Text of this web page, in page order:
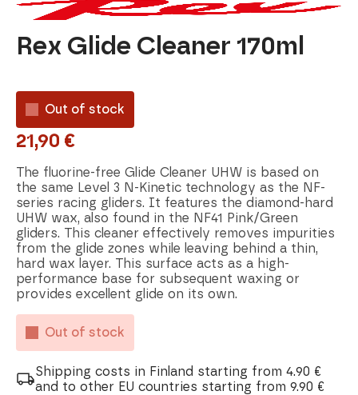
Rex Glide Cleaner 170ml
Out of stock
21,90 €
The fluorine-free Glide Cleaner UHW is based on
the same Level 3 N-Kinetic technology as the NF-
series racing gliders. It features the diamond-hard
UHW wax, also found in the NF41 Pink/Green
gliders. This cleaner effectively removes impurities
from the glide zones while leaving behind a thin,
hard wax layer. This surface acts as a high-
performance base for subsequent waxing or
provides excellent glide on its own.
Out of stock
Shipping costs in Finland starting from 4.90 €
and to other EU countries starting from 9.90 €